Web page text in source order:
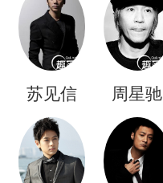
苏见信 周星驰